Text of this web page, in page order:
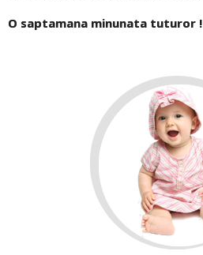
O saptamana minunata tuturor !